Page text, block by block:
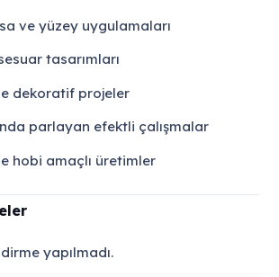
ve yüzey uygulamaları
tasarımları
dekoratif projeler
parlayan efektli çalışmalar
hobi amaçlı üretimler
yapılmadı.